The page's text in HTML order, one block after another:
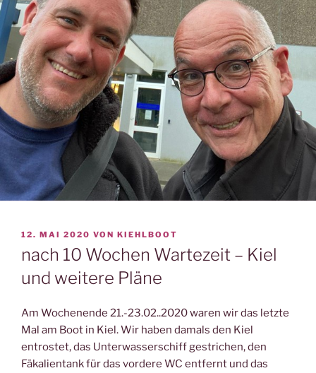
VERÖFFENTLICHT
12. MAI 2020 VON KIEHLBOOT
nach 10 Wochen Wartezeit – Kiel
und weitere Pläne
Am Wochenende 21.-23.02..2020 waren wir das letzte
Mal am Boot in Kiel. Wir haben damals den Kiel
entrostet, das Unterwasserschiff gestrichen, den
Fäkalientank für das vordere WC entfernt und das